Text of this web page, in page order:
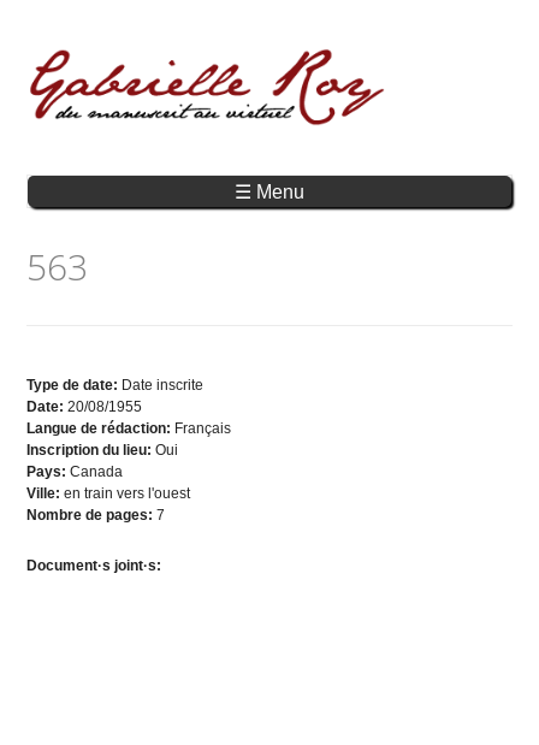
☰ Menu
563
Type de date: Date inscrite
Date:20/08/1955
Langue de rédaction: Français
Inscription du lieu:Oui
Pays:Canada
Ville:en train vers l'ouest
Nombre de pages:7
Document·s joint·s: